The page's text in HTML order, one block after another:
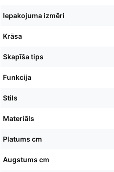
Iepakojuma izmēri
Krāsa
Skapīša tips
Funkcija
Stils
Materiāls
Platums cm
Augstums cm